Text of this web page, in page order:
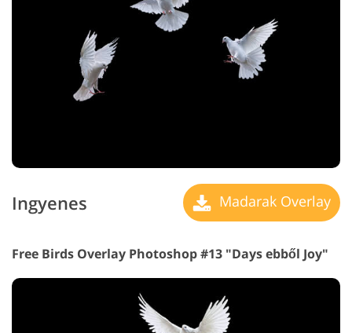
Ingyenes Madarak Overlay
Free Birds Overlay Photoshop #13 "Daysebből Joy"